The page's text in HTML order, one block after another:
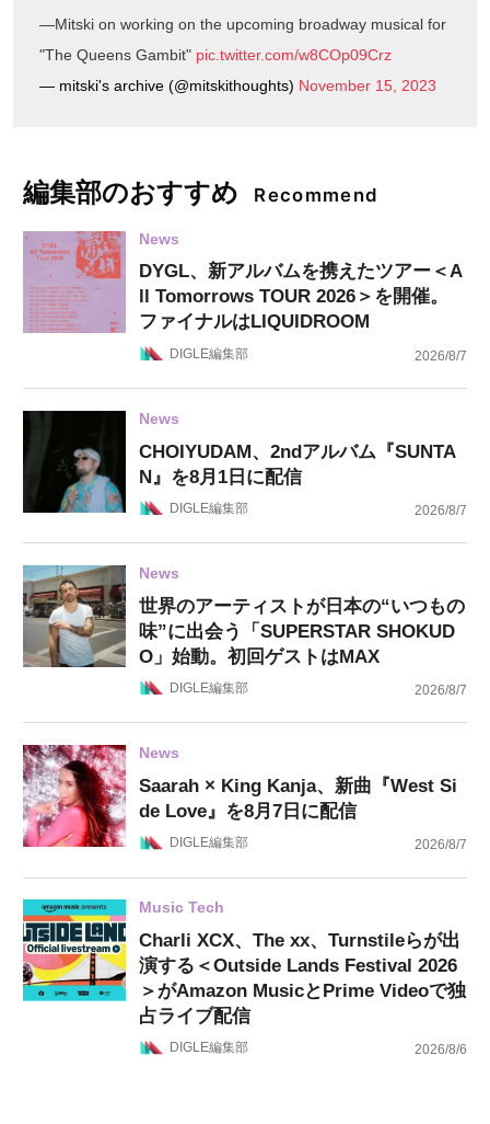
—Mitski on working on the upcoming broadway musical for
"The Queens Gambit" pic.twitter.com/w8COp09Crz
— mitski's archive (@mitskithoughts) November 15, 2023
編集部のおすすめ Recommend
News
DYGL、新アルバムを携えたツアー＜A
ll Tomorrows TOUR 2026＞を開催。
ファイナルはLIQUIDROOM
DIGLE編集部 2026/8/7
News
CHOIYUDAM、2ndアルバム『SUNTA
N』を8月1日に配信
DIGLE編集部 2026/8/7
News
世界のアーティストが日本の“いつもの
味”に出会う「SUPERSTAR SHOKUD
O」始動。初回ゲストはMAX
DIGLE編集部 2026/8/7
News
Saarah × King Kanja、新曲『West Si
de Love』を8月7日に配信
DIGLE編集部 2026/8/7
Music Tech
Charli XCX、The xx、Turnstileらが出
演する＜Outside Lands Festival 2026
＞がAmazon MusicとPrime Videoで独
占ライブ配信
DIGLE編集部 2026/8/6